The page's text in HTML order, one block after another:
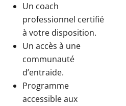
Un coach
professionnel certifié
à votre disposition.
Un accès à une
communauté
d’entraide.
Programme
accessible aux